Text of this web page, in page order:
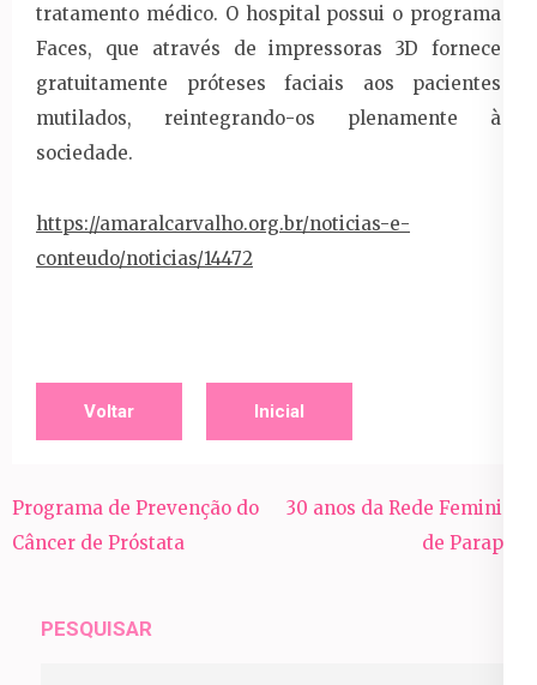
tratamento médico. O hospital possui o programa
Faces, que através de impressoras 3D fornece
gratuitamente próteses faciais aos pacientes
mutilados, reintegrando-os plenamente à
sociedade.
https://amaralcarvalho.org.br/noticias-e-
conteudo/noticias/14472
Voltar Inicial
Navegação
de
Programa de Prevenção do
Câncer de Próstata
30 anos da Rede Feminina
de Parapuã
PESQUISAR